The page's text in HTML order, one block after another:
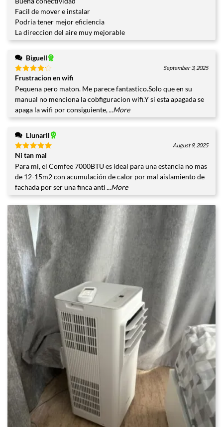
de 5
Facil de mover e instalar
Podria tener mejor eficiencia
La direccion del aire muy mejorable
Biguell
Valorado
con
de 5
September 3, 2025
Frustracion en wifi
Pequena pero maton. Me parece fantastico.Solo que en su
manual no menciona la cobfiguracion wifi.Y si esta apagada se
apaga la wifi por consiguiente,...More
Llunarll
Valorado
con
de
5
August 9, 2025
Ni tan mal
Para mi, el Comfee 7000BTU es ideal para una estancia no mas
de 12-15m2 con acumulación de calor por mal aislamiento de
fachada por ser una finca anti ...More